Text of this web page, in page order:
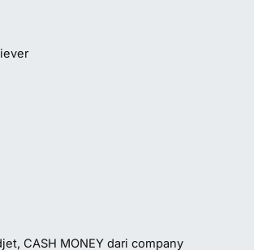
CASH MONEY dari company